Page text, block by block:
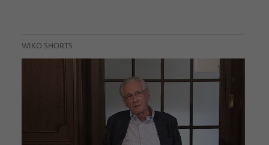
WIKO SHORTS